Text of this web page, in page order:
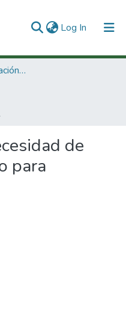
Log In (current)
3. Recursos de Información Científica y Tecnológica
de
para